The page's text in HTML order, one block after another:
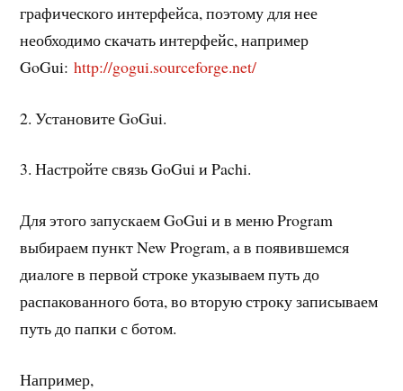
графического интерфейса, поэтому для нее
необходимо скачать интерфейс, например
GoGui:http://gogui.sourceforge.net/
2. Установите GoGui.
3. Настройте связь GoGui и Pachi.
Для этого запускаем GoGui и в меню Program
выбираем пункт New Program, а в появившемся
диалоге в первой строке указываем путь до
распакованного бота, во вторую строку записываем
путь до папки с ботом.
Например,